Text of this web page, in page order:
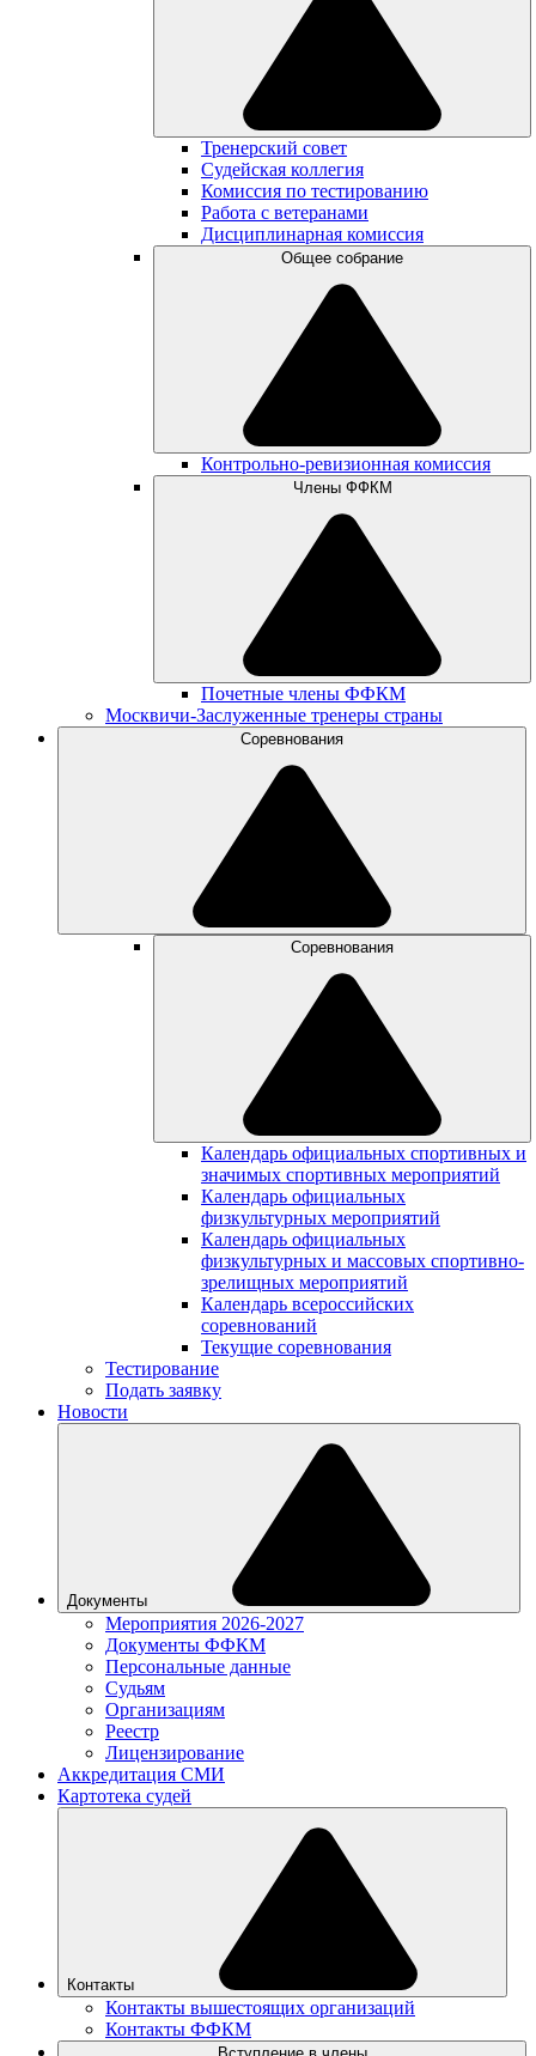
Тренерский совет
Судейская коллегия
Комиссия по тестированию
Работа с ветеранами
Дисциплинарная комиссия
Общее собрание
Контрольно-ревизионная комиссия
Члены ФФКМ
Почетные члены ФФКМ
Москвичи-Заслуженные тренеры страны
Соревнования
Соревнования
Календарь официальных спортивных и
значимых спортивных мероприятий
Календарь официальных
физкультурных мероприятий
Календарь официальных
физкультурных и массовых спортивно-
зрелищных мероприятий
Календарь всероссийских
соревнований
Текущие соревнования
Тестирование
Подать заявку
Новости
Документы
Мероприятия 2026-2027
Документы ФФКМ
Персональные данные
Судьям
Организациям
Реестр
Лицензирование
Аккредитация СМИ
Картотека судей
Контакты
Контакты вышестоящих организаций
Контакты ФФКМ